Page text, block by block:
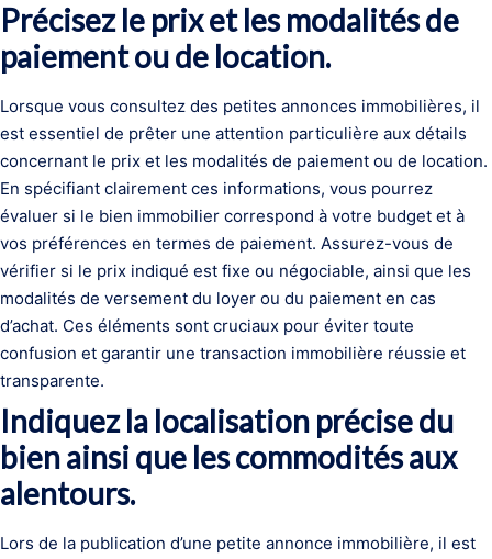
Précisez le prix et les modalités de
paiement ou de location.
Lorsque vous consultez des petites annonces immobilières, il
est essentiel de prêter une attention particulière aux détails
concernant le prix et les modalités de paiement ou de location.
En spécifiant clairement ces informations, vous pourrez
évaluer si le bien immobilier correspond à votre budget et à
vos préférences en termes de paiement. Assurez-vous de
vérifier si le prix indiqué est fixe ou négociable, ainsi que les
modalités de versement du loyer ou du paiement en cas
d’achat. Ces éléments sont cruciaux pour éviter toute
confusion et garantir une transaction immobilière réussie et
transparente.
Indiquez la localisation précise du
bien ainsi que les commodités aux
alentours.
Lors de la publication d’une petite annonce immobilière, il est